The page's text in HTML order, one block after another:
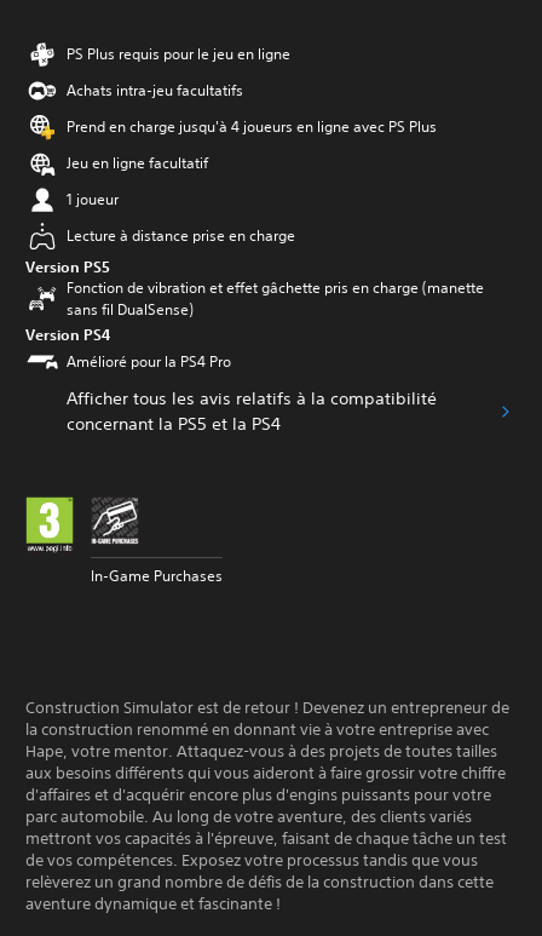
PS Plus requis pour le jeu en ligne
Achats intra-jeu facultatifs
Prend en charge jusqu'à 4 joueurs en ligne avec PS Plus
Jeu en ligne facultatif
1 joueur
Lecture à distance prise en charge
Version PS5
Fonction de vibration et effet gâchette pris en charge (manette
sans fil DualSense)
Version PS4
Amélioré pour la PS4 Pro
Afficher tous les avis relatifs à la compatibilité
concernant la PS5 et la PS4
In-Game Purchases
Construction Simulator est de retour ! Devenez un entrepreneur de
la construction renommé en donnant vie à votre entreprise avec
Hape, votre mentor. Attaquez-vous à des projets de toutes tailles
aux besoins différents qui vous aideront à faire grossir votre chiffre
d'affaires et d'acquérir encore plus d'engins puissants pour votre
parc automobile. Au long de votre aventure, des clients variés
mettront vos capacités à l'épreuve, faisant de chaque tâche un test
de vos compétences. Exposez votre processus tandis que vous
relèverez un grand nombre de défis de la construction dans cette
aventure dynamique et fascinante !